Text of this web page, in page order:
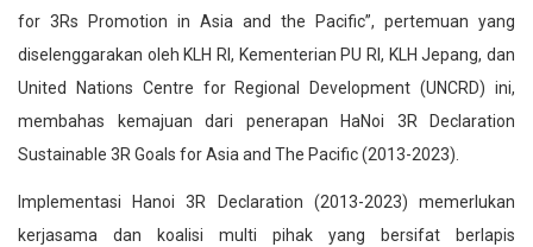
for 3Rs Promotion in Asia and the Pacific”, pertemuan yang
diselenggarakan oleh KLH RI, Kementerian PU RI, KLH Jepang, dan
United Nations Centre for Regional Development (UNCRD) ini,
membahas kemajuan dari penerapan HaNoi 3R Declaration
Sustainable 3R Goals for Asia and The Pacific (2013-2023).
Implementasi Hanoi 3R Declaration (2013-2023) memerlukan
kerjasama dan koalisi multi pihak yang bersifat berlapis